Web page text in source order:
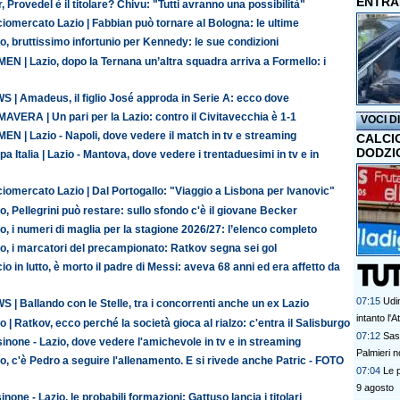
Provedel è il titolare? Chivu: "Tutti avranno una possibilità"
Lazio | Fabbian può tornare al Bologna: le ultime
bruttissimo infortunio per Kennedy: le sue condizioni
| Lazio, dopo la Ternana un’altra squadra arriva a Formello: i
| Amadeus, il figlio José approda in Serie A: ecco dove
| Un pari per la Lazio: contro il Civitavecchia è 1-1
| Lazio - Napoli, dove vedere il match in tv e streaming
Italia | Lazio - Mantova, dove vedere i trentaduesimi in tv e in
Lazio | Dal Portogallo: "Viaggio a Lisbona per Ivanovic"
Pellegrini può restare: sullo sfondo c'è il giovane Becker
i numeri di maglia per la stagione 2026/27: l’elenco completo
i marcatori del precampionato: Ratkov segna sei gol
in lutto, è morto il padre di Messi: aveva 68 anni ed era affetto da
| Ballando con le Stelle, tra i concorrenti anche un ex Lazio
| Ratkov, ecco perché la società gioca al rialzo: c'entra il Salisburgo
- Lazio, dove vedere l'amichevole in tv e in streaming
c'è Pedro a seguire l'allenamento. E si rivede anche Patric - FOTO
- Lazio, le probabili formazioni: Gattuso lancia i titolari
VOCI
07:15
intanto
07:12
Palmieri
07:04 Le
9 agosto